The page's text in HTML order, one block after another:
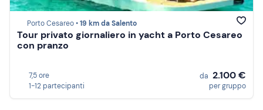
Porto Cesareo •19 km da Salento
Tour privato giornaliero in yacht a Porto Cesareo
con pranzo
7,5 ore
1-12 partecipanti
da 2.100 €
per gruppo